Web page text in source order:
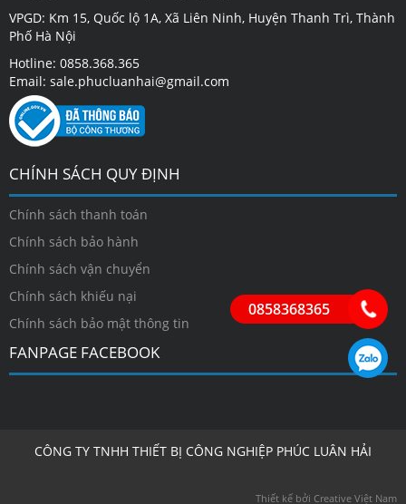
VPGD: Km 15, Quốc lộ 1A, Xã Liên Ninh, Huyện Thanh Trì, Thành
Phố Hà Nội
Hotline: 0858.368.365
Email: sale.phucluanhai@gmail.com
CHÍNH SÁCH QUY ĐỊNH
Chính sách thanh toán
Chính sách bảo hành
Chính sách vận chuyển
Chính sách khiếu nại
Chính sách bảo mật thông tin
FANPAGE FACEBOOK
CÔNG TY TNHH THIẾT BỊ CÔNG NGHIỆP PHÚC LUÂN HẢI
Thiết kế bởi Creative Việt Nam
0858368365